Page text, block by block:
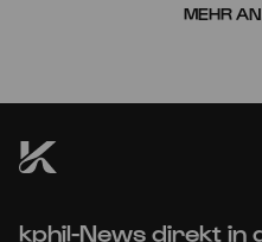
Bürgerzentrum Engelshof
MEHR
kphil-News direkt in